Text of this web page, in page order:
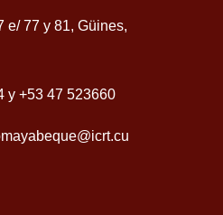
e/ 77 y 81, Güines,
y +53 47 523660